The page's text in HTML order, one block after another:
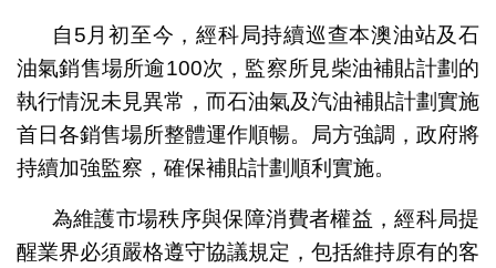
自5月初至今，經科局持續巡查本澳油站及石
油氣銷售場所逾100次，監察所見柴油補貼計劃的
執行情況未見異常，而石油氣及汽油補貼計劃實施
首日各銷售場所整體運作順暢。局方強調，政府將
持續加強監察，確保補貼計劃順利實施。
為維護市場秩序與保障消費者權益，經科局提
醒業界必須嚴格遵守協議規定，包括維持原有的客